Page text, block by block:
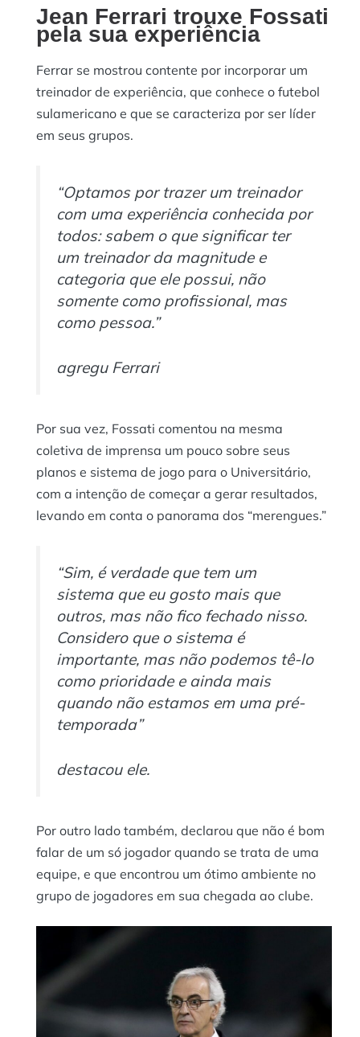
Jean Ferrari trouxe Fossati
pela sua experiência
Ferrar se mostrou contente por incorporar um
treinador de experiência, que conhece o futebol
sulamericano e que se caracteriza por ser líder
em seus grupos.
“Optamos por trazer um treinador
com uma experiência conhecida por
todos: sabem o que significar ter
um treinador da magnitude e
categoria que ele possui, não
somente como profissional, mas
como pessoa.”
agregu Ferrari
Por sua vez, Fossati comentou na mesma
coletiva de imprensa um pouco sobre seus
planos e sistema de jogo para o Universitário,
com a intenção de começar a gerar resultados,
levando em conta o panorama dos “merengues.”
“Sim, é verdade que tem um
sistema que eu gosto mais que
outros, mas não fico fechado nisso.
Considero que o sistema é
importante, mas não podemos tê-lo
como prioridade e ainda mais
quando não estamos em uma pré-
temporada”
destacou ele.
Por outro lado também, declarou que não é bom
falar de um só jogador quando se trata de uma
equipe, e que encontrou um ótimo ambiente no
grupo de jogadores em sua chegada ao clube.